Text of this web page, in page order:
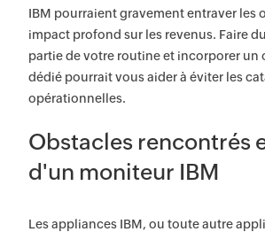
IBM pourraient gravement entraver les
impact profond sur les revenus. Faire
partie de votre routine et incorporer un
dédié pourrait vous aider à éviter les
opérationnelles.
Obstacles rencontrés
d'un moniteur IBM
Les appliances IBM, ou toute autre